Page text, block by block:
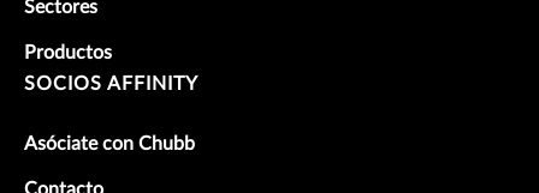
Sectores
Productos
SOCIOS AFFINITY
Asóciate con Chubb
Contacto